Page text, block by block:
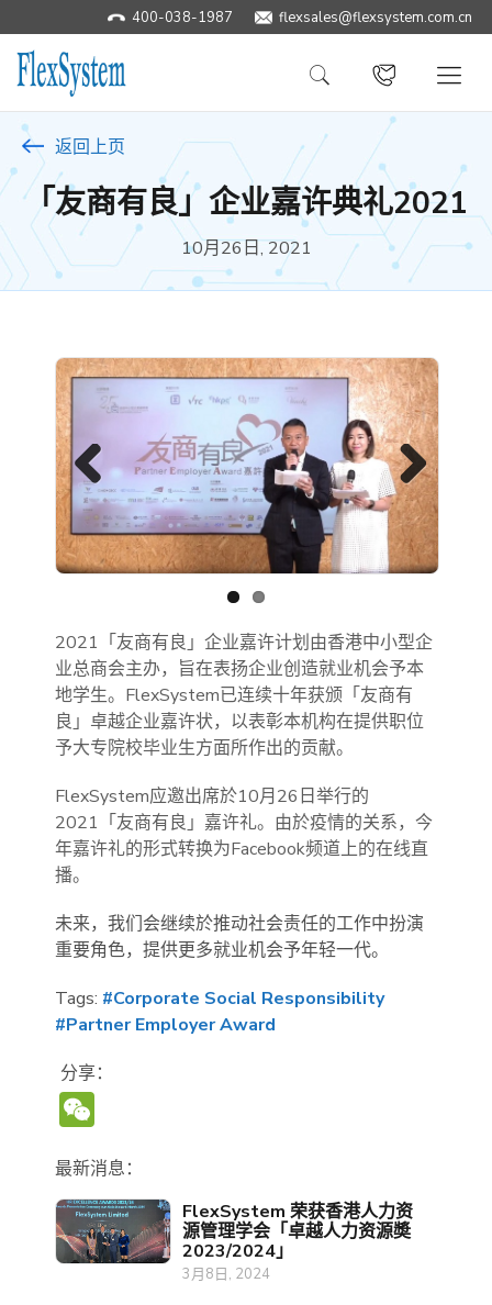
400-038-1987 ​flexsales@flexsystem.com.cn
返回上页
「友商有良」企业嘉许典礼2021
10月26日, 2021
Previous Next
2021「友商有良」企业嘉许计划由香港中小型企
业总商会主办，旨在表扬企业创造就业机会予本
地学生。FlexSystem已连续十年获颁「友商有
良」卓越企业嘉许状，以表彰本机构在提供职位
予大专院校毕业生方面所作出的贡献。
FlexSystem应邀出席於10月26日举行的
2021「友商有良」嘉许礼。由於疫情的关系，今
年嘉许礼的形式转换为Facebook频道上的在线直
播。
未来，我们会继续於推动社会责任的工作中扮演
重要角色，提供更多就业机会予年轻一代。
Tags: #Corporate Social Responsibility
#Partner Employer Award
分享：
最新消息：
FlexSystem 荣获香港人力资
源管理学会「卓越人力资源奬
2023/2024」
3月8日, 2024